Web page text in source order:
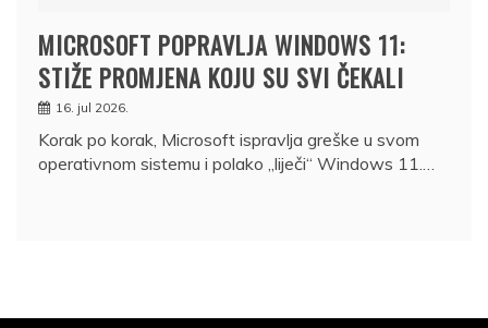
MICROSOFT POPRAVLJA WINDOWS 11:
STIŽE PROMJENA KOJU SU SVI ČEKALI
16. jul 2026.
Korak po korak, Microsoft ispravlja greške u svom
operativnom sistemu i polako „liječi“ Windows 11.…